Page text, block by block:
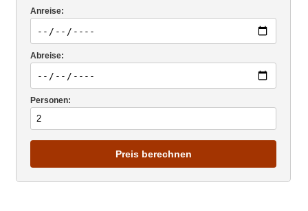
Anreise:
Abreise:
Personen:
Preis berechnen